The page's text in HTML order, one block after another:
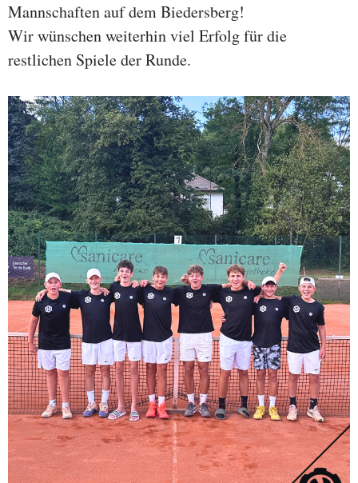
Mannschaften auf dem Biedersberg!
Wir wünschen weiterhin viel Erfolg für die
restlichen Spiele der Runde.